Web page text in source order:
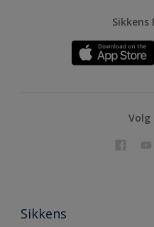
Sikkens
Volg
Sikkens